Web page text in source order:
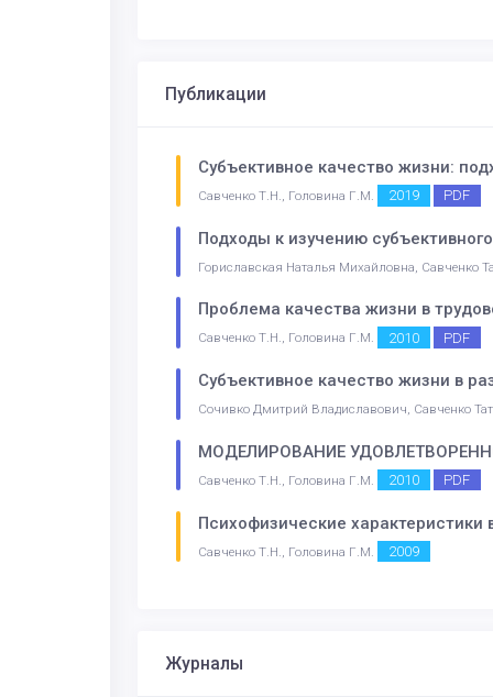
Публикации
Субъективное качество жизни:
Савченко Т.Н., Головина Г.М. 2019 PDF
Подходы к изучению
Гориславская Наталья Михайловна, Савченко
Проблема качества жизни в
Савченко Т.Н., Головина Г.М. 2010 PDF
Субъективное качество жизни в
Сочивко Дмитрий Владиславович, Савченко
МОДЕЛИРОВАНИЕ
Савченко Т.Н., Головина Г.М. 2010 PDF
Психофизические характеристики
Савченко Т.Н., Головина Г.М. 2009
Журналы